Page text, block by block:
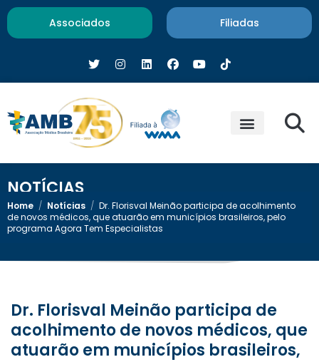
Associados Filiadas
NOTÍCIAS
Home / Notícias / Dr. Florisval Meinão participa de acolhimento
de novos médicos, que atuarão em municípios brasileiros, pelo
programa Agora Tem Especialistas
Dr. Florisval Meinão participa de
acolhimento de novos médicos, que
atuarão em municípios brasileiros,